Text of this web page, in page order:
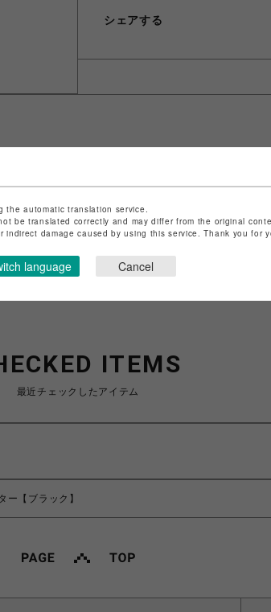
シェアする
に基づく表記はこちら
ITEMS
最近チェックしたアイテム
ー【ブラック】
the automatic translation service.
be translated correctly and may differ from the original
damage caused by using this service. Thank you for
language Cancel